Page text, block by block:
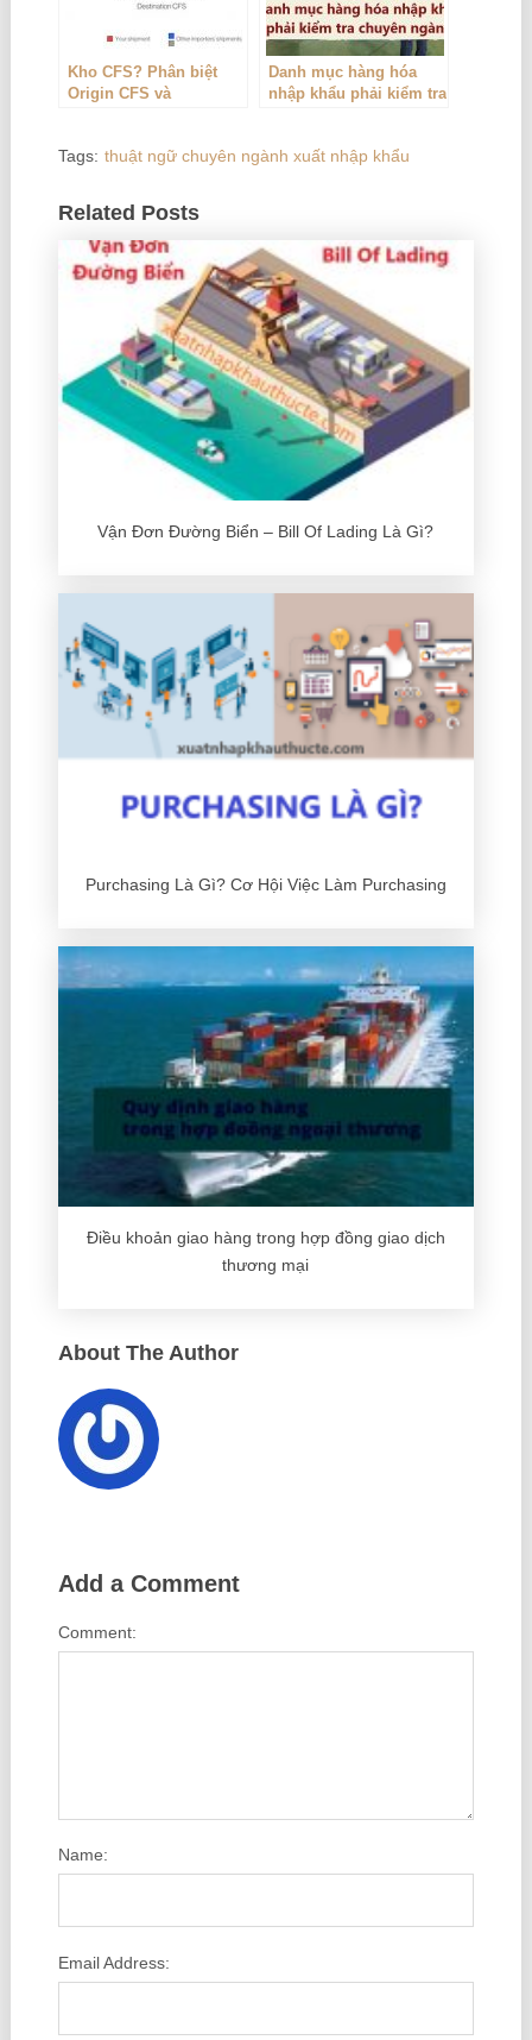
Kho CFS? Phân biệt
Origin CFS và
Danh mục hàng hóa
nhập khẩu phải kiểm tra
Tags: thuật ngữ chuyên ngành xuất nhập khẩu
Related Posts
Vận Đơn Đường Biển – Bill Of Lading Là Gì?
Purchasing Là Gì? Cơ Hội Việc Làm Purchasing
Điều khoản giao hàng trong hợp đồng giao dịch
thương mại
About The Author
Add a Comment
Comment:
Name:
Email Address: